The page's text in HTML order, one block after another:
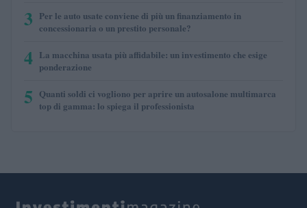
3 Per le auto usate conviene di più un finanziamento in
concessionaria o un prestito personale?
4 La macchina usata più affidabile: un investimento che esige
ponderazione
5 Quanti soldi ci vogliono per aprire un autosalone multimarca
top di gamma: lo spiega il professionista